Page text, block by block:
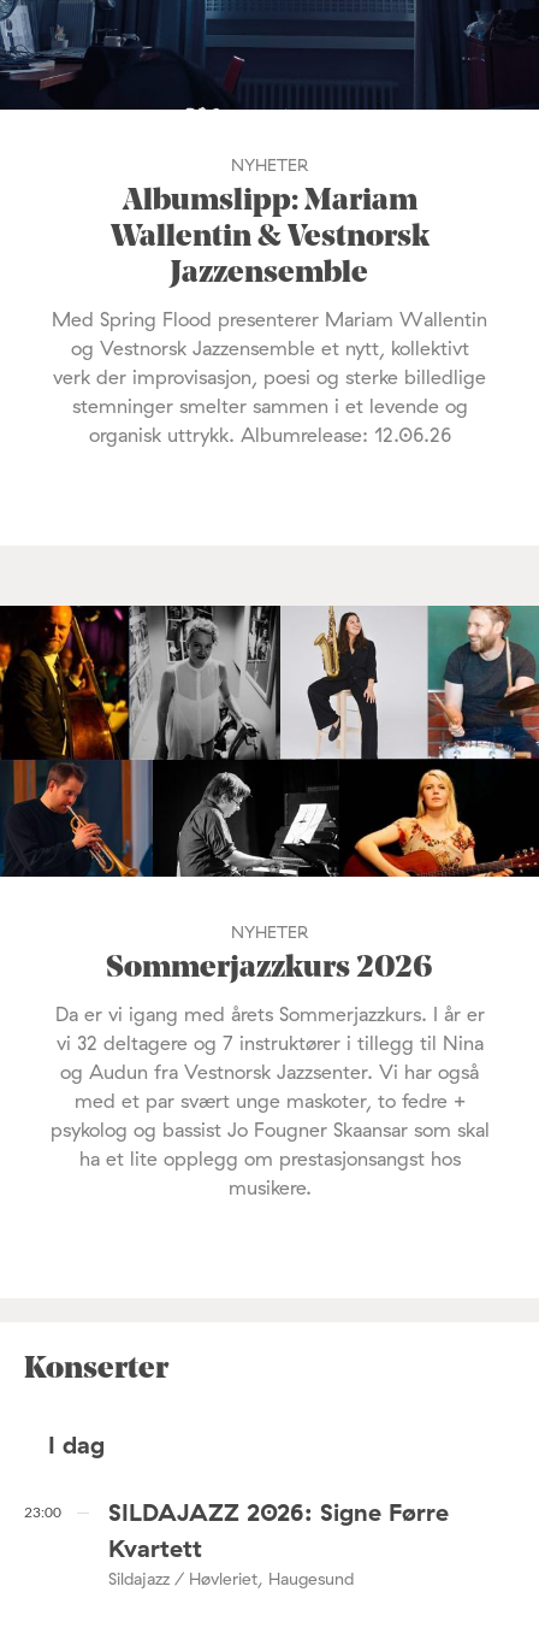
NYHETER
Albumslipp: Mariam
Wallentin & Vestnorsk
Jazzensemble
Med Spring Flood presenterer Mariam Wallentin
og Vestnorsk Jazzensemble et nytt, kollektivt
verk der improvisasjon, poesi og sterke billedlige
stemninger smelter sammen i et levende og
organisk uttrykk. Albumrelease: 12.06.26
NYHETER
Sommerjazzkurs 2026
Da er vi igang med årets Sommerjazzkurs. I år er
vi 32 deltagere og 7 instruktører i tillegg til Nina
og Audun fra Vestnorsk Jazzsenter. Vi har også
med et par svært unge maskoter, to fedre +
psykolog og bassist Jo Fougner Skaansar som skal
ha et lite opplegg om prestasjonsangst hos
musikere.
Konserter
I dag
23:00
SILDAJAZZ 2026: Signe Førre
Kvartett
Sildajazz / Høvleriet, Haugesund